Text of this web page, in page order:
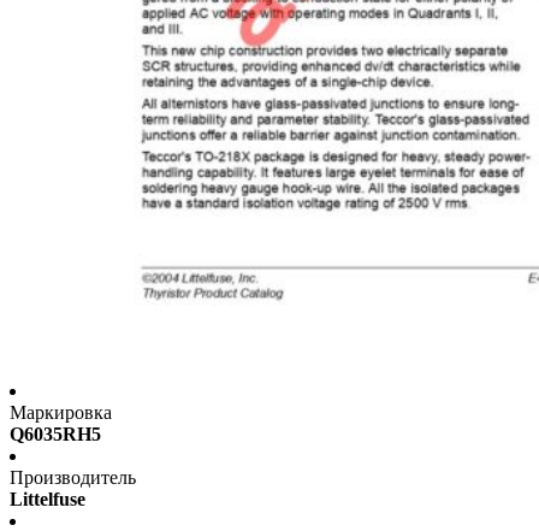
Маркировка
Q6035RH5
Производитель
Littelfuse